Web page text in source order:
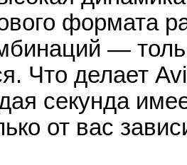
формата
—
Что делает
секунда
от вас